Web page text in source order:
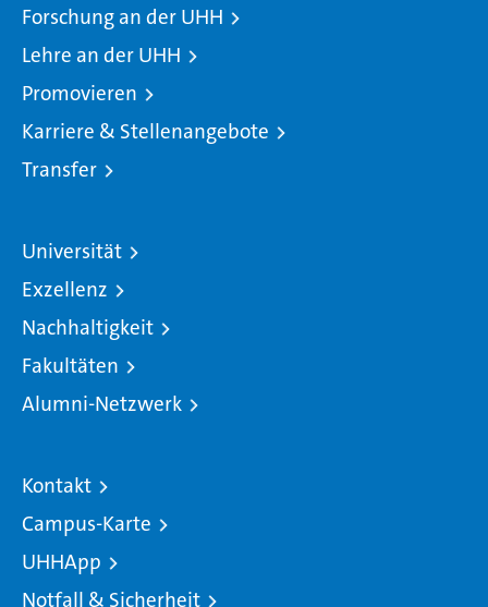
Forschung an der UHH
Lehre an der UHH
Promovieren
Karriere & Stellenangebote
Transfer
Universität
Exzellenz
Nachhaltigkeit
Fakultäten
Alumni-Netzwerk
Kontakt
Campus-Karte
UHHApp
Notfall & Sicherheit